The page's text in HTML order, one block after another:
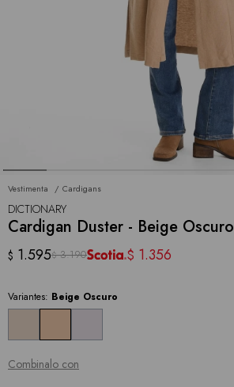
Vestimenta Cardigans
DICTIONARY
Cardigan Duster - Beige Oscuro
$ 1.595$ 3.190 $ 1.356
Variantes: Beige Oscuro
Combinalo con